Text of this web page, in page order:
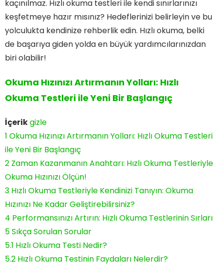
kaçınılmaz. Hızlı okuma testleri ile kendi sınırlarınızı
keşfetmeye hazır mısınız? Hedeflerinizi belirleyin ve bu
yolculukta kendinize rehberlik edin. Hızlı okuma, belki
de başarıya giden yolda en büyük yardımcılarınızdan
biri olabilir!
Okuma Hızınızı Artırmanın Yolları: Hızlı
Okuma Testleri ile Yeni Bir Başlangıç
İçerikgizle
1 Okuma Hızınızı Artırmanın Yolları: Hızlı Okuma Testleri
ile Yeni Bir Başlangıç
2 Zaman Kazanmanın Anahtarı: Hızlı Okuma Testleriyle
Okuma Hızınızı Ölçün!
3 Hızlı Okuma Testleriyle Kendinizi Tanıyın: Okuma
Hızınızı Ne Kadar Geliştirebilirsiniz?
4 Performansınızı Artırın: Hızlı Okuma Testlerinin Sırları
5Sıkça Sorulan Sorular
5.1 Hızlı Okuma Testi Nedir?
5.2 Hızlı Okuma Testinin Faydaları Nelerdir?